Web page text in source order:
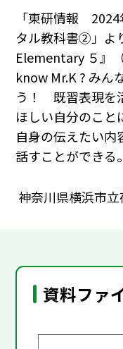
「東研情報 2024
タル教科書②」よ
Elementary ５』
know Mr.K ? みん
う！ 既習表現を
ほしい自分のこと
自身の伝えたい内
話すことができる。
神奈川県横浜市
資料ファ